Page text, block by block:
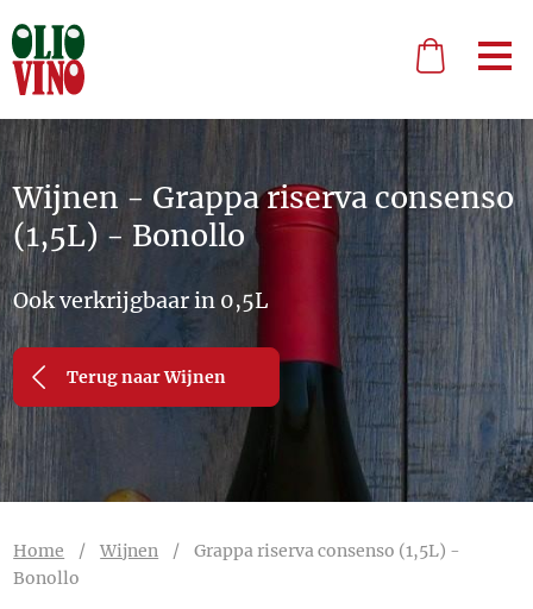
Wijnen - Grappa riserva consenso
(1,5L) - Bonollo
Ook verkrijgbaar in 0,5L
Terug naar Wijnen
Home /Wijnen /Grappa riserva consenso (1,5L) -
Bonollo